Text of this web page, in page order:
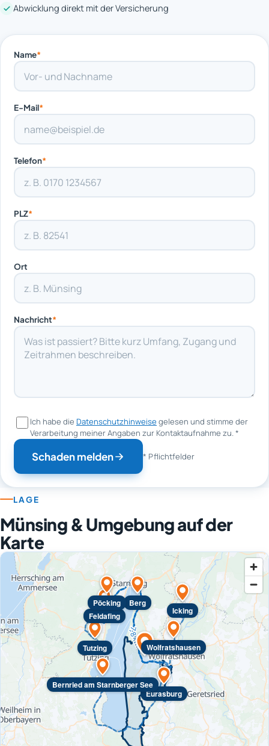
Abwicklung direkt mit der Versicherung
Name*
E-Mail*
Telefon*
PLZ*
Ort
Nachricht*
Ich habe die Datenschutzhinweise gelesen und stimme der
Verarbeitung meiner Angaben zur Kontaktaufnahme zu.*
Schaden melden * Pflichtfelder
LAGE
Münsing & Umgebung auf der
Karte
Wolfratshausen
Eurasburg
Tutzing
Bernried am Starnberger See
Berg
Feldafing
Icking
Pöcking